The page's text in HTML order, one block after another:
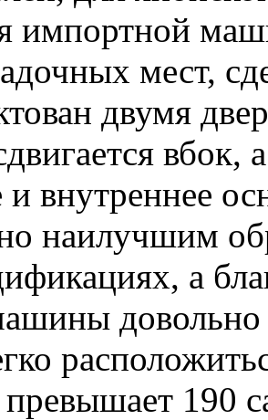
импортной
мест,
двумя
внутреннее
наилучшим
а
190